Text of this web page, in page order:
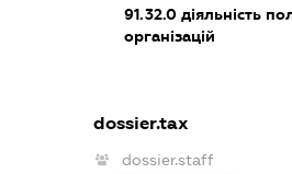
91.32.0 діяльність
організацій
dossier.tax
dossier.staff